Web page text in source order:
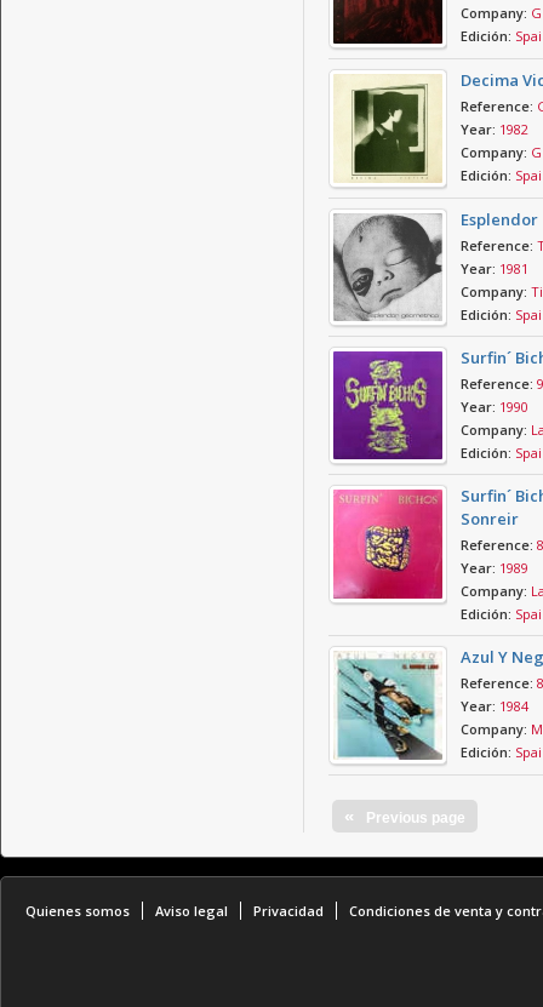
Company:
Edición:
Decima
Reference:
Year: 1982
Company:
Edición:
Esplendor
Reference:
Year: 1981
Company:
Edición:
Surfin´
Reference:
Year: 1990
Company:
Edición:
Surfin´
Sonreir
Reference:
Year: 1989
Company:
Edición:
Azul Y
Reference:
Year: 1984
Company:
Edición:
« Previous page
Quienes somos Aviso legal Privacidad Condiciones de venta y